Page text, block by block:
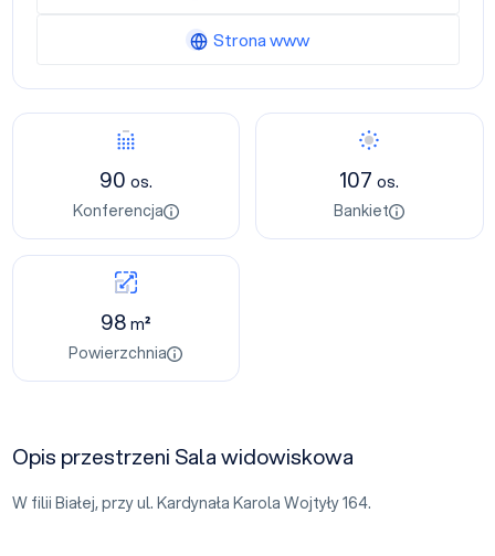
90 os.
Konferencja
107os.
Bankiet
98m²
Powierzchnia
Opis przestrzeni Sala widowiskowa
W filii Białej, przy ul. Kardynała Karola Wojtyły 164.
Strona www